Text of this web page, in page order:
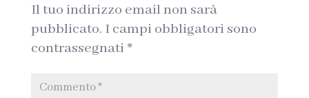
Il tuo indirizzo email non sarà
pubblicato. I campi obbligatori sono
contrassegnati *